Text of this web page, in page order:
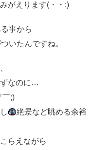
がえります(・・;)
事から
いたんですね。
なのに…
￣;)
絶景など眺める余裕
らえながら